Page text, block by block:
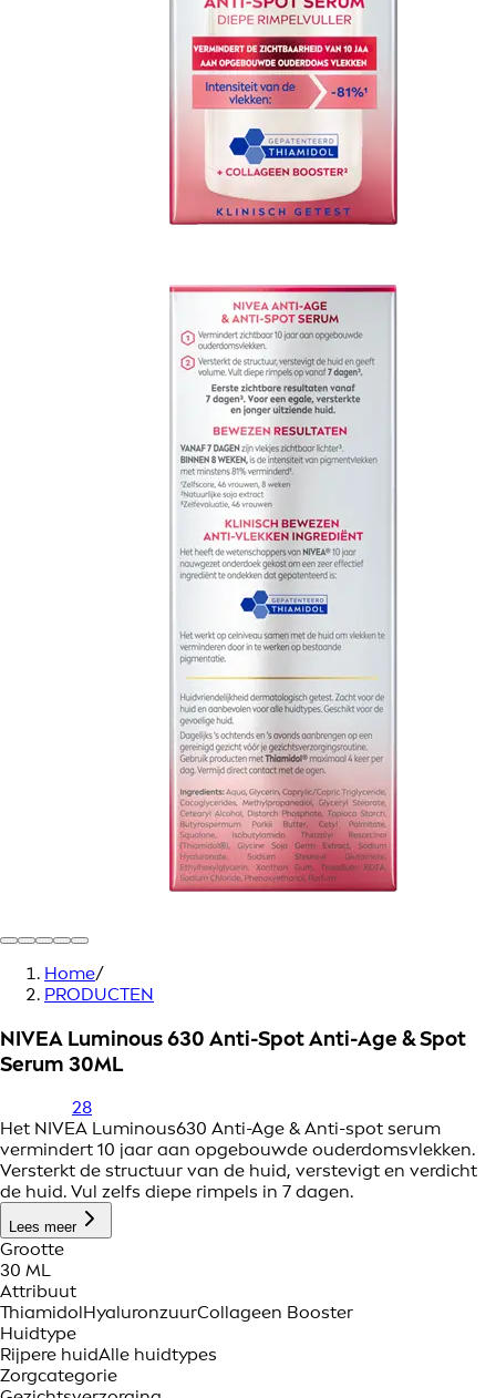
Home/
PRODUCTEN
NIVEA Luminous 630 Anti-Spot Anti-Age & Spot
Serum 30ML
28
Het NIVEA Luminous630 Anti-Age & Anti-spot serum
vermindert 10 jaar aan opgebouwde ouderdomsvlekken.
Versterkt de structuur van de huid, verstevigt en verdicht
de huid. Vul zelfs diepe rimpels in 7 dagen.
Lees meer
Grootte
30 ML
Attribuut
ThiamidolHyaluronzuurCollageen Booster
Huidtype
Rijpere huidAlle huidtypes
Zorgcategorie